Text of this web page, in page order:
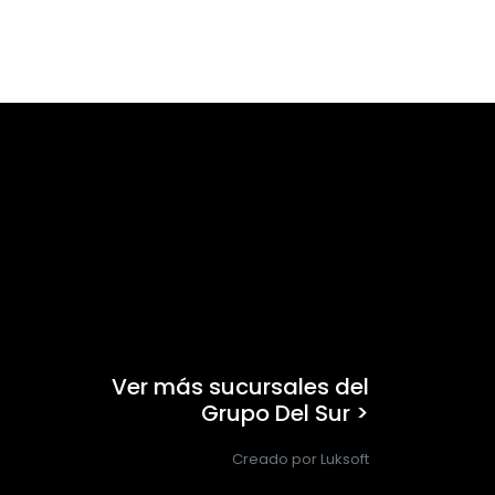
Ver más sucursales del
Grupo Del Sur >
Creado por Luksoft